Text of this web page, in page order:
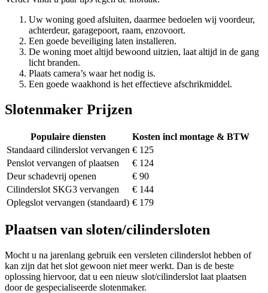
Uw woning goed afsluiten, daarmee bedoelen wij voordeur,
achterdeur, garagepoort, raam, enzovoort.
Een goede beveiliging laten installeren.
De woning moet altijd bewoond uitzien, laat altijd in de gang
licht branden.
Plaats camera’s waar het nodig is.
Een goede waakhond is het effectieve afschrikmiddel.
Slotenmaker Prijzen
Populaire diensten
Kosten incl montage & BTW
Standaard cilinderslot vervangen € 125
Penslot vervangen of plaatsen
€ 124
Deur schadevrij openen
€ 90
Cilinderslot SKG3 vervangen
€ 144
Oplegslot vervangen (standaard) € 179
Plaatsen van sloten/cilindersloten
Mocht u na jarenlang gebruik een versleten cilinderslot hebben of
kan zijn dat het slot gewoon niet meer werkt. Dan is de beste
oplossing hiervoor, dat u een nieuw slot/cilinderslot laat plaatsen
door de gespecialiseerde slotenmaker.